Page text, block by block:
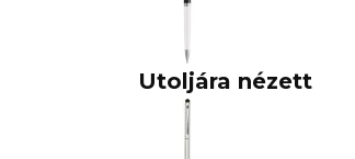
Utoljára nézett